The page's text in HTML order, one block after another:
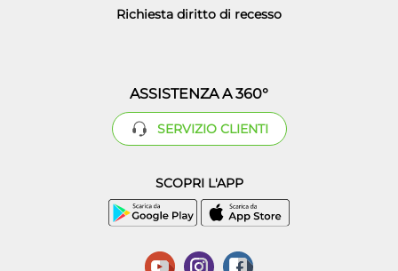
Richiesta diritto di recesso
ASSISTENZA A 360°
SERVIZIO CLIENTI
SCOPRI L'APP